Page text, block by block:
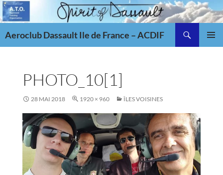
Aller
au
Aeroclub Dassault Ile de France – ACDIF
PHOTO_10[1]
28 MAI 2018 1920 × 960 ÎLES VOISINES